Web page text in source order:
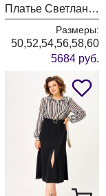
Платье Светлана-Стиль 2359 черный
Размеры:
50,52,54,56,58,60
5684 руб.